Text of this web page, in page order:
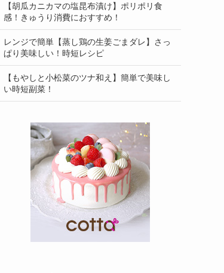
【胡瓜カニカマの塩昆布漬け】ポリポリ食
感！きゅうり消費におすすめ！
レンジで簡単【蒸し鶏の生姜ごまダレ】さっ
ぱり美味しい！時短レシピ
【もやしと小松菜のツナ和え】簡単で美味し
い時短副菜！